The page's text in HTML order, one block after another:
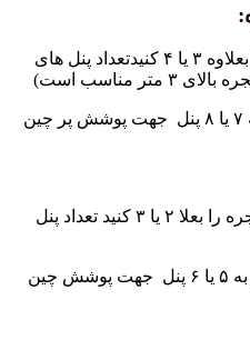
برای حالت پرچین عرض پنجره را بعلاوه ۳ یا ۴ کنیدتعداد پنل های
مناسب است)
برای مثال:پنجره با عرض ۳ متر به ۷ یا ۸ پنل جهت پوشش پر چین
برای حالت چین متوسط عرض پنجره را بعلا ۲ یا ۳ کنید تعداد پنل
برای مثال:پنجره با عرض ۲/۵ متر به ۵ یا ۶ پنل جهت پوشش چین